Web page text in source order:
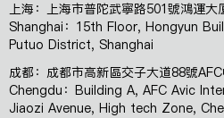
上海：上海市普陀武寧路501號鴻運大
Shanghai：15th Floor, Hongyun
Putuo District, Shanghai
成都：成都市高新區交子大道88號
Chengdu：Building A, AFC Avic
Jiaozi Avenue, High tech Zone,